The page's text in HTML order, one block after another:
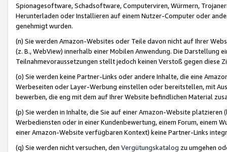
Spionagesoftware, Schadsoftware, Computerviren, Würmern,
Herunterladen oder Installieren auf einem Nutzer-Computer oder
genehmigt wurden.
(n) Sie werden Amazon-Websites oder Teile davon nicht auf Ihrer
(z. B., WebView) innerhalb einer Mobilen Anwendung. Die Darstellung
Teilnahmevoraussetzungen stellt jedoch keinen Verstoß gegen diese
(o) Sie werden keine Partner-Links oder andere Inhalte, die eine
Werbeseiten oder Layer-Werbung einstellen oder bereitstellen, mit
bewerben, die eng mit dem auf Ihrer Website befindlichen Material
(p) Sie werden in Inhalte, die Sie auf einer Amazon-Website
Werbediensten oder in einer Kundenbewertung, einem Forum, einem
einer Amazon-Website verfügbaren Kontext) keine Partner-Links
(q) Sie werden nicht versuchen, den Vergütungskatalog zu umgehen